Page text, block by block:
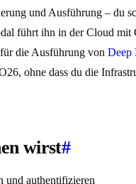
und Ausführung – du
führt ihn in der Cloud mit
die Ausführung von Deep
ohne dass du die
wirst#
und authentifizieren